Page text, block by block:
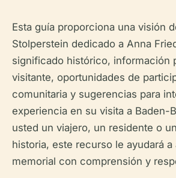
Esta guía proporciona una visión
Stolperstein dedicado a Anna
significado histórico, información
visitante, oportunidades de
comunitaria y sugerencias para
experiencia en su visita a Baden-
usted un viajero, un residente o
historia, este recurso le ayudará a
memorial con comprensión y